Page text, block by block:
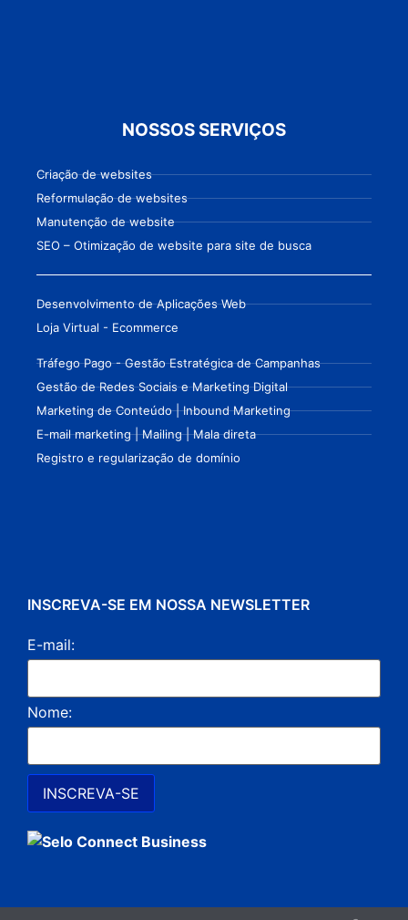
NOSSOS SERVIÇOS
Criação de websites
Reformulação de websites
Manutenção de website
SEO – Otimização de website para site de busca
Desenvolvimento de Aplicações Web
Loja Virtual - Ecommerce
Tráfego Pago - Gestão Estratégica de Campanhas
Gestão de Redes Sociais e Marketing Digital
Marketing de Conteúdo | Inbound Marketing
E-mail marketing | Mailing | Mala direta
Registro e regularização de domínio
INSCREVA-SE EM NOSSA NEWSLETTER
E-mail:
Nome: